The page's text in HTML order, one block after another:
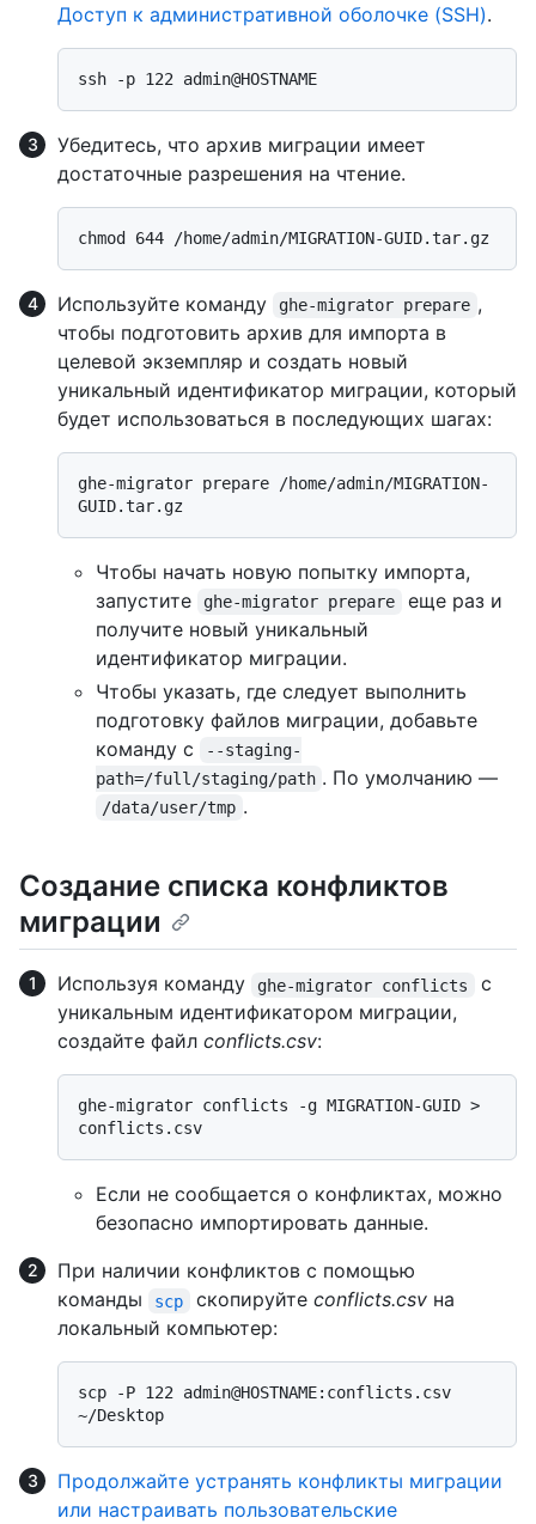
Доступ к административной оболочке (SSH).
Убедитесь, что архив миграции имеет
достаточные разрешения на чтение.
Используйте команду ghe-migrator prepare ,
чтобы подготовить архив для импорта в
целевой экземпляр и создать новый
уникальный идентификатор миграции, который
будет использоваться в последующих шагах:
ghe-migrator prepare /home/admin/MIGRATION-
Чтобы начать новую попытку импорта,
запустите
ghe-migrator prepare
еще раз и
получите новый уникальный
идентификатор миграции.
Чтобы указать, где следует выполнить
подготовку файлов миграции, добавьте
команду с
--staging-
path=/full/staging/path . По умолчанию —
/data/user/tmp .
Создание списка конфликтов
миграции
Используя команду ghe-migrator conflicts
с
уникальным идентификатором миграции,
создайте файл conflicts.csv:
ghe-migrator conflicts -g MIGRATION-GUID >
Если не сообщается о конфликтах, можно
безопасно импортировать данные.
При наличии конфликтов с помощью
команды
scp скопируйте conflicts.csvна
локальный компьютер:
scp -P 122 admin@HOSTNAME:conflicts.csv
Продолжайте устранять конфликты миграции
или настраивать пользовательские